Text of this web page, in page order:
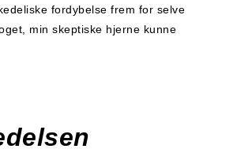
fordybelse frem for selve
min skeptiske hjerne kunne